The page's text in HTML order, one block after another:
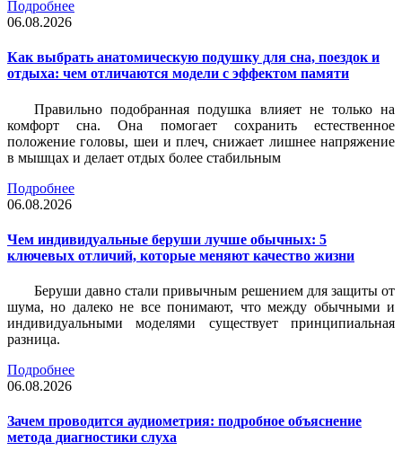
Подробнее
06.08.2026
Как выбрать анатомическую подушку для сна, поездок и
отдыха: чем отличаются модели с эффектом памяти
Правильно подобранная подушка влияет не только на
комфорт сна. Она помогает сохранить естественное
положение головы, шеи и плеч, снижает лишнее напряжение
в мышцах и делает отдых более стабильным
Подробнее
06.08.2026
Чем индивидуальные беруши лучше обычных: 5
ключевых отличий, которые меняют качество жизни
Беруши давно стали привычным решением для защиты от
шума, но далеко не все понимают, что между обычными и
индивидуальными моделями существует принципиальная
разница.
Подробнее
06.08.2026
Зачем проводится аудиометрия: подробное объяснение
метода диагностики слуха